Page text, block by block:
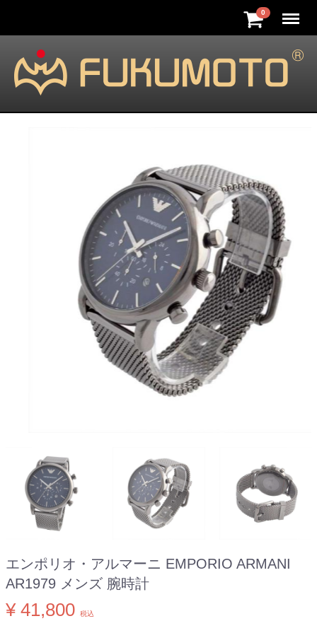
0 Menu
エンポリオ・アルマーニ EMPORIO ARMANI
AR1979 メンズ 腕時計
¥ 41,800 税込